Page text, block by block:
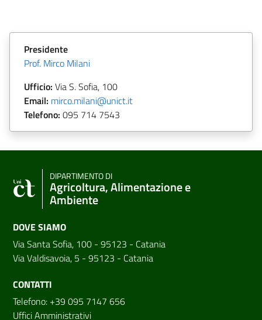
Presidente
Prof. Mirco Milani
Ufficio: Via S. Sofia, 100
Email: mirco.milani@unict.it
Telefono: 095 714 7543
DIPARTIMENTO DI
Agricoltura, Alimentazione e
Ambiente
DOVE SIAMO
Via Santa Sofia, 100 - 95123 - Catania
Via Valdisavoia, 5 - 95123 - Catania
CONTATTI
Telefono: +39 095 7147 656
Uffici Amministrativi